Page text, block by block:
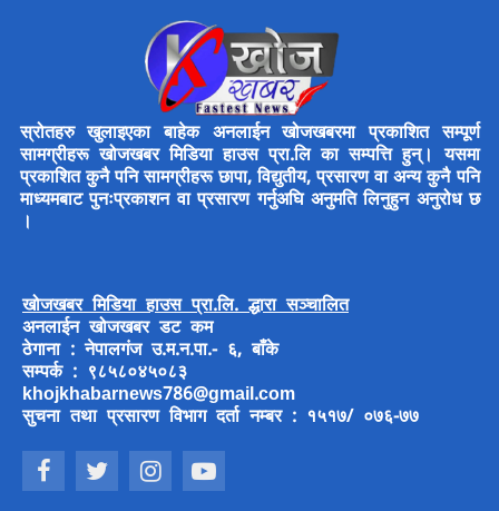
स्रोतहरु खुलाइएका बाहेक अनलाईन खोजखबरमा प्रकाशित सम्पूर्ण
सामग्रीहरू खोजखबर मिडिया हाउस प्रा.लि का सम्पत्ति हुन्। यसमा
प्रकाशित कुनै पनि सामग्रीहरू छापा, विद्युतीय, प्रसारण वा अन्य कुनै पनि
माध्यमबाट पुनःप्रकाशन वा प्रसारण गर्नुअघि अनुमति लिनुहुन अनुरोध छ
।
खोजखबर मिडिया हाउस प्रा.लि. द्धारा सञ्चालित
अनलाईन खोजखबर डट कम
ठेगाना : नेपालगंज उ.म.न.पा.- ६, बाँके
सम्पर्क : ९८५८०४५०८३
khojkhabarnews786@gmail.com
सुचना तथा प्रसारण विभाग दर्ता नम्बर : १५१७/ ०७६-७७